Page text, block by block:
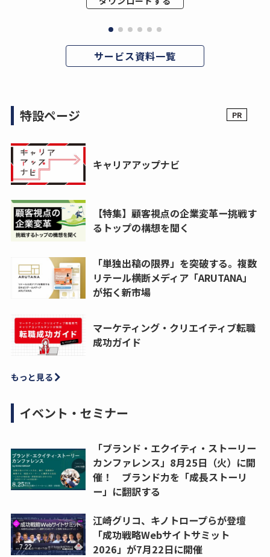
サービス資料一覧
特設ページ
キャリアアップナビ
【特集】顧客視点の企業変革ー挑戦す
るトップの構想を聞く
「単独出稿の限界」を突破する。複数
リテール横断メディア「ARUTANA」
が拓く新市場
マーケティング・クリエイティブ転職
成功ガイド
もっと見る
イベント・セミナー
「ブランド・エクイティ・ストーリー
カンファレンス」8月25日（火）に開
催！ ブランド力を「成長ストーリ
ー」に翻訳する
江崎グリコ、キノトロープらが登壇
「成功戦略Webサイトサミット
2026」が7月22日に開催